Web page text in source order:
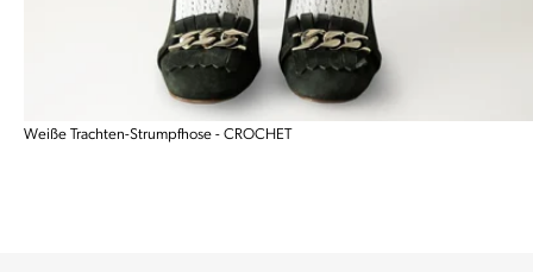
Weiße Trachten-Strumpfhose - CROCHET